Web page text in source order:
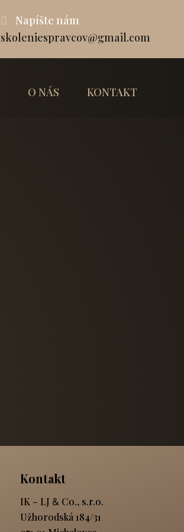
Napíšte nám
skoleniespravcov@gmail.com
O NÁS KONTAKT
Kontakt
IK – LJ & Co., s.r.o.
Užhorodská 184/31